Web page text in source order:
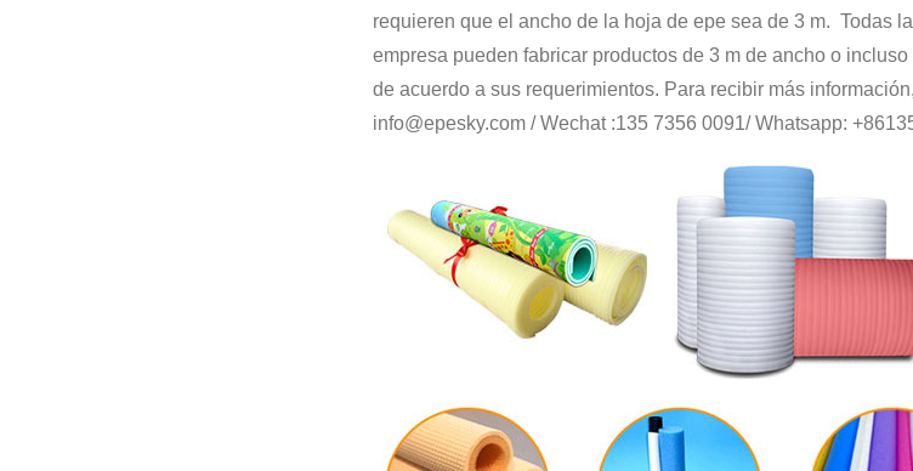
requieren que el ancho de la hoja de epe sea de 3 m. Todas
empresa pueden fabricar productos de 3 m de ancho o
de acuerdo a sus requerimientos. Para recibir más
info@epesky.com / Wechat :135 7356 0091/ Whatsapp: